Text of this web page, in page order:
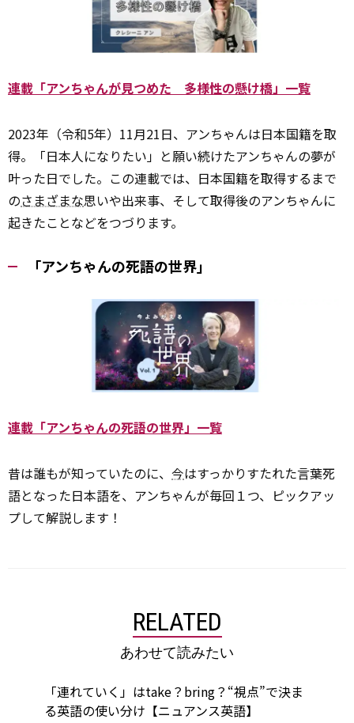
連載「アンちゃんが見つめた 多様性の懸け橋」一覧
2023年（令和5年）11月21日、アンちゃんは日本国籍を取
得。「日本人になりたい」と願い続けたアンちゃんの夢が
叶った日でした。この連載では、日本国籍を取得するまで
のさまざまな思いや出来事、そして取得後のアンちゃんに
起きたことなどをつづります。
「アンちゃんの死語の世界」
連載「アンちゃんの死語の世界」一覧
昔は誰もが知っていたのに、 今はすっかりすたれた言葉――死
語となった日本語を、アンちゃんが毎回１つ、ピックアッ
プして解説します！
RELATED
あわせて読みたい
「連れていく」はtake？bring？“視点”で決ま
る英語の使い分け【ニュアンス英語】